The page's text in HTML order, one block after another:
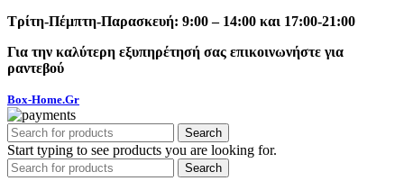
Τρίτη-Πέμπτη-Παρασκευή: 9:00 – 14:00 και 17:00-21:00
Για την καλύτερη εξυπηρέτησή σας επικοινωνήστε για
ραντεβού
Box-Home.Gr
Search
Start typing to see products you are looking for.
Search